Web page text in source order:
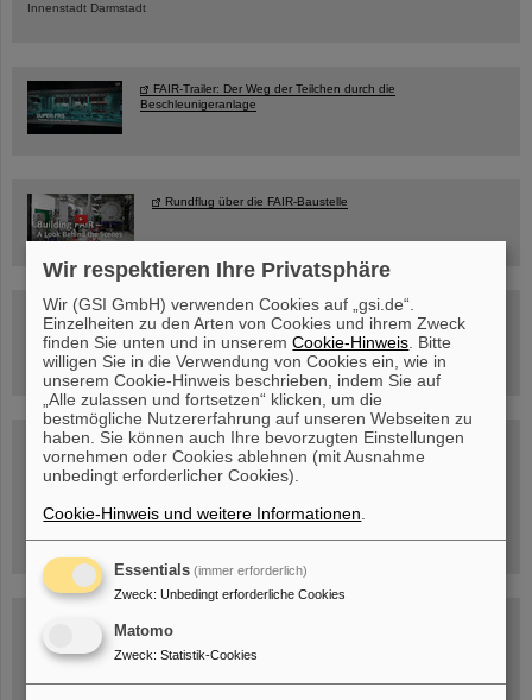
Innenstadt Darmstadt
FAIR-Trailer: Der Weg der Teilchen durch die
Beschleunigeranlage
Rundflug über die FAIR-Baustelle
Besichtigung von GSI/FAIR –
jetzt Termin buchen!
Blog Beam On
Menschen ...hinter GSI und FAIR.
Wir respektieren Ihre Privatsphäre
Wir (GSI GmbH) verwenden Cookies auf „gsi.de“.
Einzelheiten zu den Arten von Cookies und ihrem Zweck
finden Sie unten und in unseremCookie-Hinweis . Bitte
willigen Sie in die Verwendung von Cookies ein, wie in
unserem Cookie-Hinweis beschrieben, indem Sie auf
„Alle zulassen und fortsetzen“ klicken, um die
bestmögliche Nutzererfahrung auf unseren Webseiten zu
haben. Sie können auch Ihre bevorzugten Einstellungen
vornehmen oder Cookies ablehnen (mit Ausnahme
unbedingt erforderlicher Cookies).
Cookie-Hinweis und weitere Informationen
Essentials (immer erforderlich)
Zweck: Unbedingt erforderliche Cookies
Matomo
Zweck: Statistik-Cookies